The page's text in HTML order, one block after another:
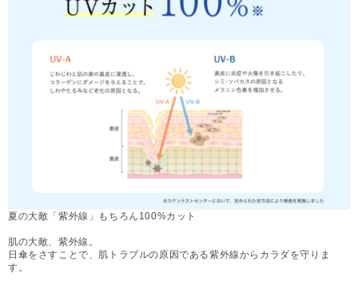
夏の大敵「紫外線」もちろん100%カット
肌の大敵、紫外線。
日傘をさすことで、肌トラブルの原因である紫外線からカラダを守りま
す。